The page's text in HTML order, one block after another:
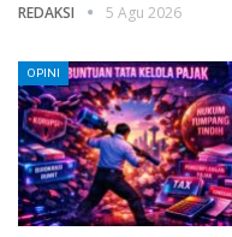
REDAKSI 5 Agu 2026
OPINI